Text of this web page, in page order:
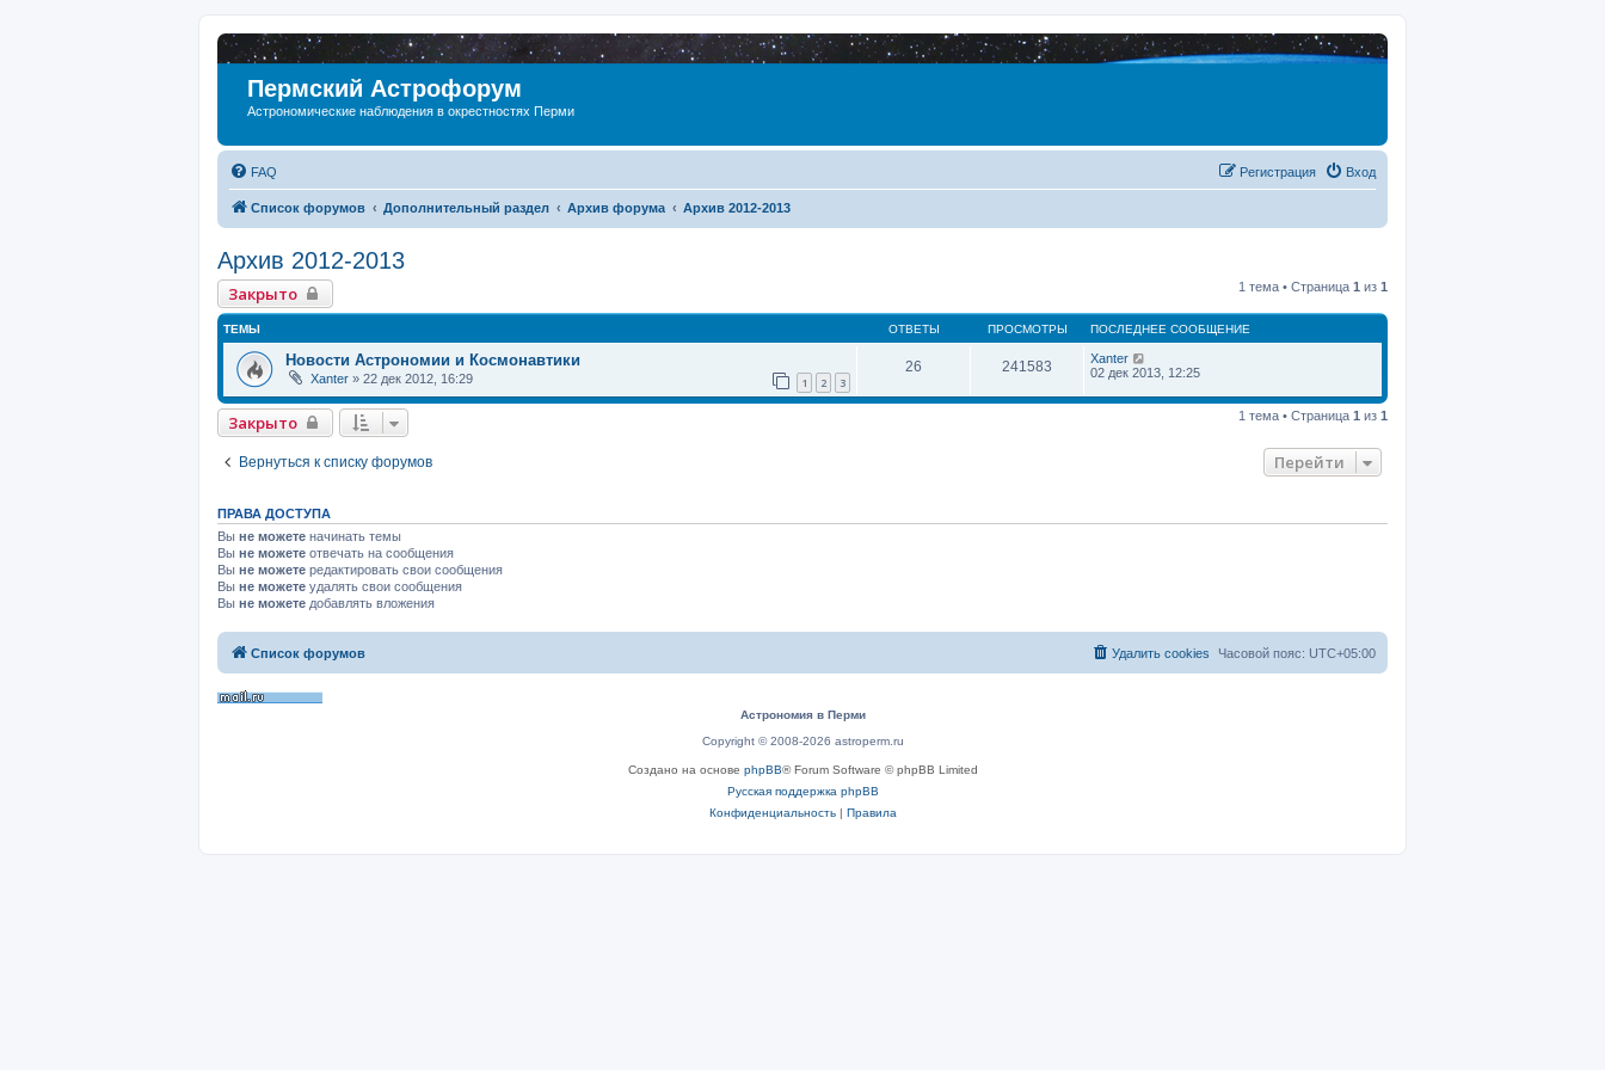
Пермский Астрофорум
Астрономические наблюдения в окрестностях Перми
FAQ Вход
Регистрация
Список форумов Дополнительный раздел Архив форума Архив 2012-2013
Архив 2012-2013
Закрыто 1 тема • Страница 1 из 1
ТЕМЫ ОТВЕТЫ ПРОСМОТРЫ ПОСЛЕДНЕЕ СООБЩЕНИЕ
Новости Астрономии и Космонавтики
Xanter » 22 дек 2012, 16:29 1 2 3
26 241583
Xanter
02 дек 2013, 12:25
Закрыто 1 тема • Страница 1 из 1
Вернуться к списку форумов Перейти
ПРАВА ДОСТУПА
Вы не можете начинать темы
Вы не можете отвечать на сообщения
Вы не можете редактировать свои сообщения
Вы не можете удалять свои сообщения
Вы не можете добавлять вложения
Список форумов Часовой пояс: UTC+05:00
Удалить cookies
Астрономия в Перми
Copyright © 2008-2026 astroperm.ru
Создано на основе phpBB® Forum Software © phpBB Limited
Русская поддержка phpBB
Конфиденциальность| Правила